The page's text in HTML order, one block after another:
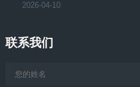
2026-04-10
联系我们